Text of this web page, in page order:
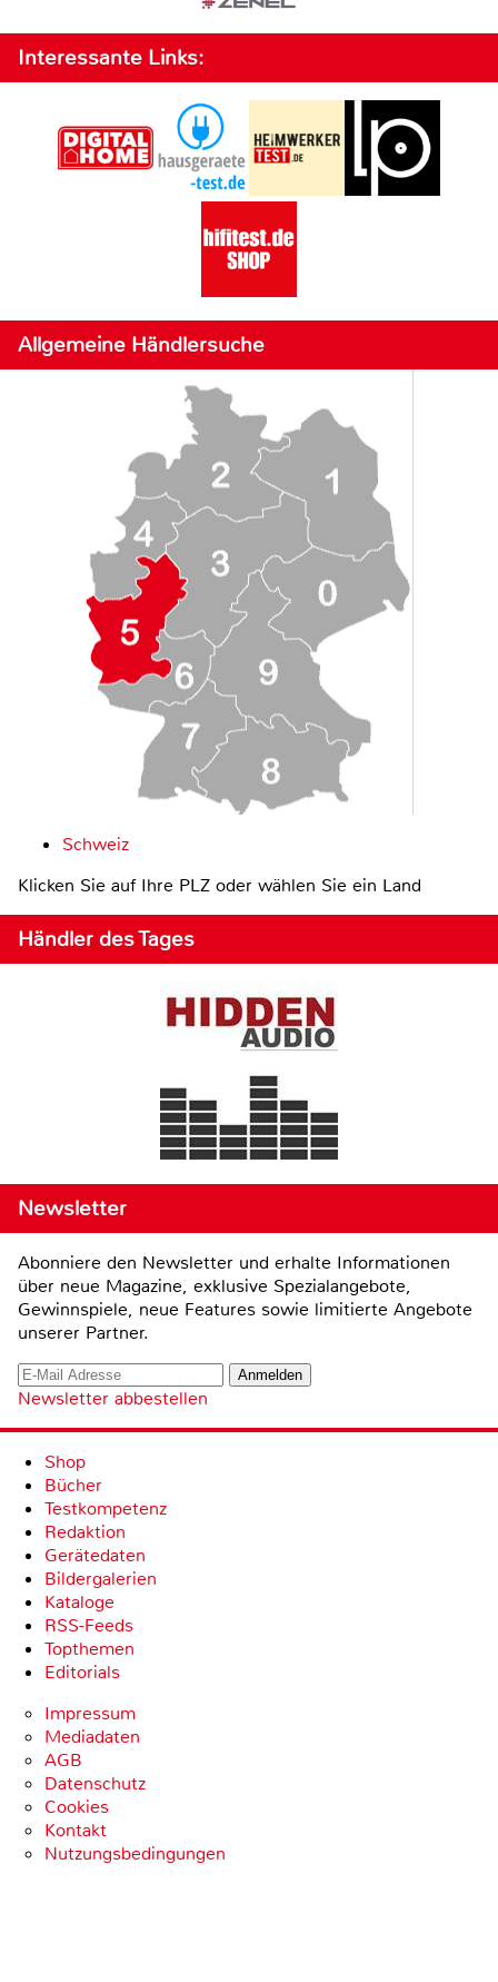
Interessante Links:
Allgemeine Händlersuche
Schweiz
Klicken Sie auf Ihre PLZ oder wählen Sie ein Land
Händler des Tages
Newsletter
Abonniere den Newsletter und erhalte Informationen
über neue Magazine, exklusive Spezialangebote,
Gewinnspiele, neue Features sowie limitierte Angebote
unserer Partner.
Newsletter abbestellen
Shop
Bücher
Testkompetenz
Redaktion
Gerätedaten
Bildergalerien
Kataloge
RSS-Feeds
Topthemen
Editorials
Impressum
Mediadaten
AGB
Datenschutz
Cookies
Kontakt
Nutzungsbedingungen